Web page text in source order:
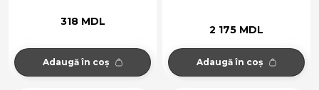
318 MDL
Adaugă în coș
2 175 MDL
Adaugă în coș